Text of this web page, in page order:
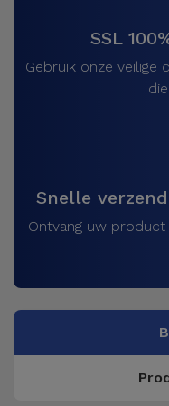
SSL
Gebruik onze
Snelle
Ontvang uw